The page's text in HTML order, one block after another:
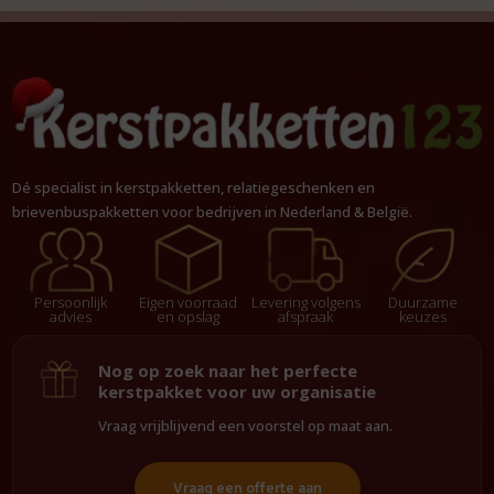
Dé specialist in kerstpakketten, relatiegeschenken en
brievenbuspakketten voor bedrijven in Nederland & België.
Persoonlijk
advies
Eigen voorraad
en opslag
Levering volgens
afspraak
Duurzame
keuzes
Nog op zoek naar het perfecte
kerstpakket voor uw organisatie
Vraag vrijblijvend een voorstel op maat aan.
Vraag een offerte aan